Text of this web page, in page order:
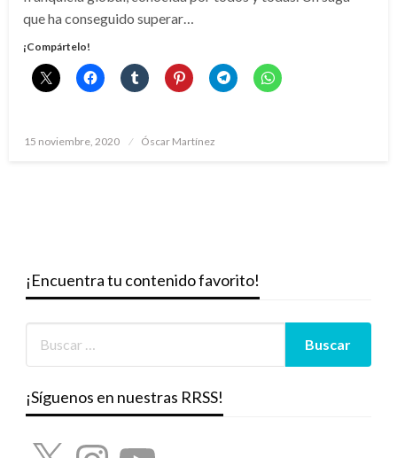
que ha conseguido superar…
¡Compártelo!
Publicado
15 noviembre, 2020 Óscar Martínez
¡Encuentra tu contenido favorito!
¡Síguenos en nuestras RRSS!
X InstagramYouTube